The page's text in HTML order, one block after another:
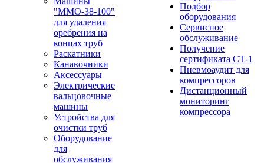
"ММО-38-100"
для удаления
оребрения на
концах труб
Раскатники
Канавочники
Аксессуары
Электрические
вальцовочные
машины
Устройства для
очистки труб
Оборудование
для
обслуживания
Подбор
оборудования
Сервисное
обслуживание
Получение
сертификата СТ-1
Пневмоаудит для
компрессоров
Дистанционный
мониторинг
компрессора